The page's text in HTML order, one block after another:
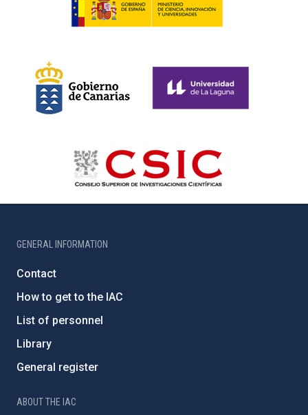
GENERAL INFORMATION
Contact
How to get to the IAC
List of personnel
Library
General register
ABOUT THE IAC